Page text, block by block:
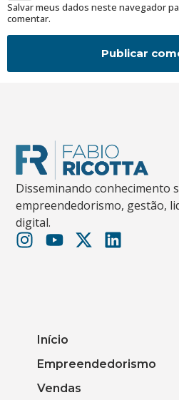
Salvar meus dados neste navegador
comentar.
Disseminando conhecimento
empreendedorismo, gestão,
digital.
Início
Empreendedorismo
Vendas